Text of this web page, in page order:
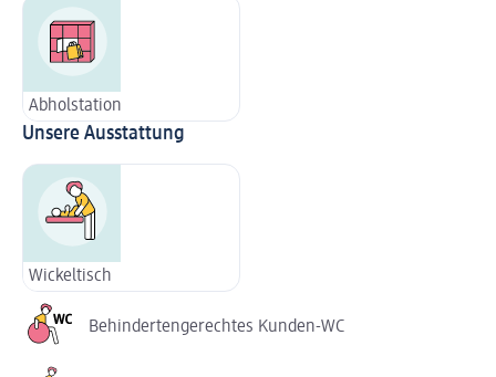
Abholstation
Unsere Ausstattung
Wickeltisch
Behindertengerechtes Kunden-WC